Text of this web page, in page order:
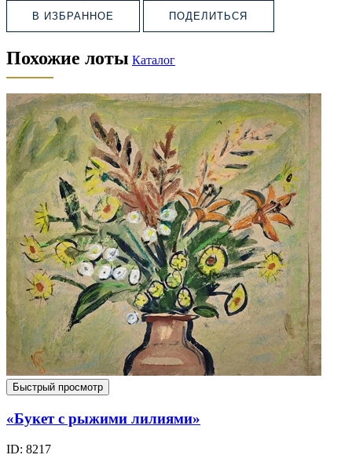
В ИЗБРАННОЕ ПОДЕЛИТЬСЯ
Похожие лоты Каталог
Быстрый просмотр
«Букет с рыжими лилиями»
ID: 8217